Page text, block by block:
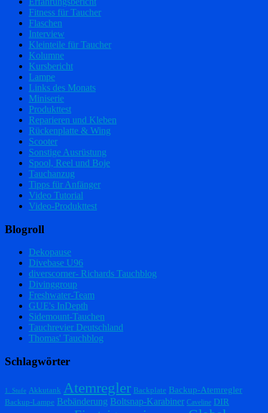
Fitness für Taucher
Flaschen
Interview
Kleinteile für Taucher
Kolumne
Kursbericht
Lampe
Links des Monats
Miniserie
Produkttest
Reparieren und Kleben
Rückenplatte & Wing
Scooter
Sonstige Ausrüstung
Spool, Reel und Boje
Tauchanzug
Tipps für Anfänger
Video Tutorial
Video-Produkttest
Blogroll
Dekopause
Divebase U96
diverscorner- Richards Tauchblog
Divinggroup
Freshwater-Team
GUE's InDepth
Sidemount-Tauchen
Tauchrevier Deutschland
Thomas' Tauchblog
Schlagwörter
1. Stufe Akkutank Atemregler Backplate Backup-Atemregler
Backup-Lampe Bebänderung Boltsnap-Karabiner Caveline DIR